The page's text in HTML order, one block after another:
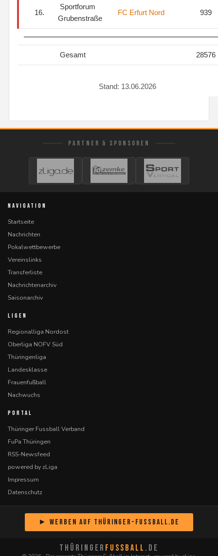
16.
Sportforum
Grubenstraße
FC Erfurt Nord 939
Gesamt 28576
Stand: 13.06.2026
PARTNER & SPONSOREN
NAVIGATION
Startseite
Nachrichten
Pokalwettbewerbe
Vereinslinks
Transferliste
Nachrichtenarchiv
Saisonarchiv
LIGEN
Regionalliga Nordost
Oberliga NOFV Süd
Thüringenliga
Landesklasse
Frauenfußball
Nachwuchs
PORTAL
Thüringer Fussball Verband
FuPa Thüringen
RSS-Newsfeed
powered by zLiga
Impressum
Datenschutz
► Werben auf Thüringer-Fussball.de
THÜRINGER FUSSBALL .DE